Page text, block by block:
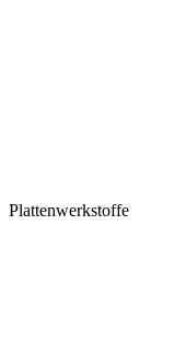
Plattenwerkstoffe